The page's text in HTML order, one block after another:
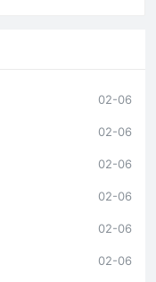
02-06
02-06
02-06
02-06
02-06
02-06